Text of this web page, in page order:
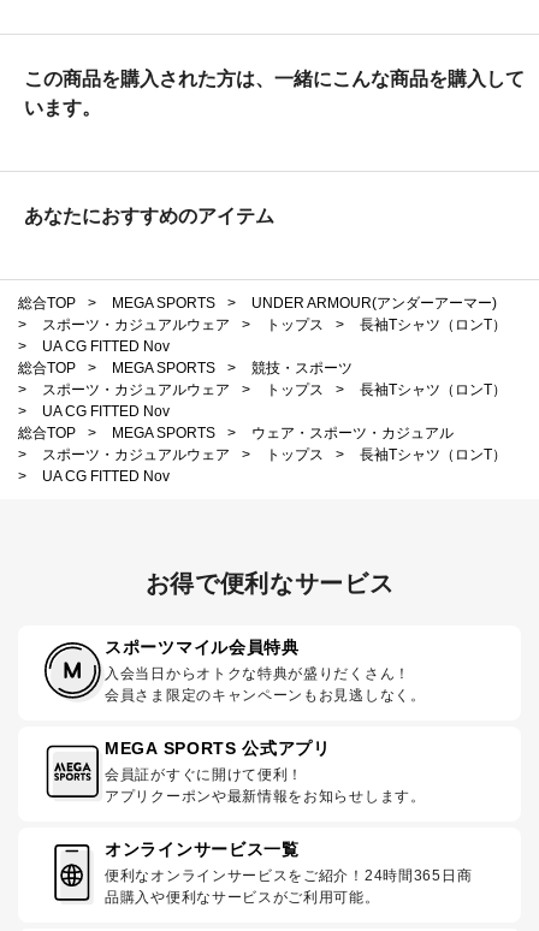
この商品を購入された方は、一緒にこんな商品を購入して
います。
あなたにおすすめのアイテム
総合TOP > MEGA SPORTS >
UNDER ARMOUR(アンダーアーマー)
>
スポーツ・カジュアルウェア > トップス >
長袖Tシャツ（ロンT）
>
UA CG FITTED Nov
総合TOP
> MEGA SPORTS >
競技・スポーツ
>
スポーツ・カジュアルウェア > トップス >
長袖Tシャツ（ロンT）
>
UA CG FITTED Nov
総合TOP
> MEGA SPORTS >
ウェア・スポーツ・カジュアル
>
スポーツ・カジュアルウェア > トップス >
長袖Tシャツ（ロンT）
>
UA CG FITTED Nov
お得で便利なサービス
スポーツマイル会員特典
入会当日からオトクな特典が盛りだくさん！
会員さま限定のキャンペーンもお見逃しなく。
MEGA SPORTS 公式アプリ
会員証がすぐに開けて便利！
アプリクーポンや最新情報をお知らせします。
オンラインサービス一覧
便利なオンラインサービスをご紹介！24時間365日商
品購入や便利なサービスがご利用可能。